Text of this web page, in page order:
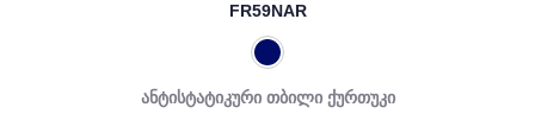
FR59NAR
ანტისტატიკური თბილი ქურთუკი